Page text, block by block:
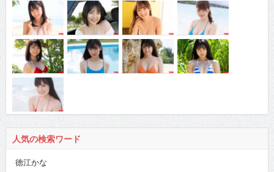
人気の検索ワード
徳江かな